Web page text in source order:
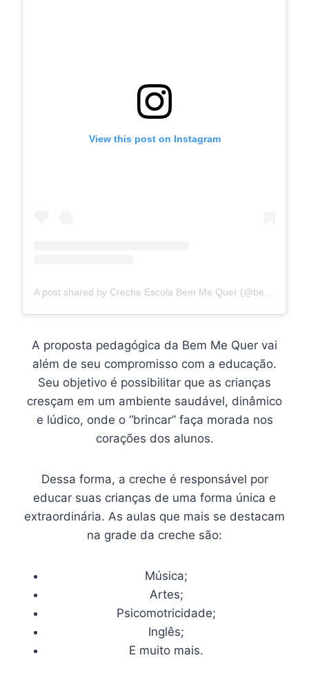
View this post on Instagram
A post shared by Creche Escola Bem Me Quer (@bemmequercrecheescola)
A proposta pedagógica da Bem Me Quer vai
além de seu compromisso com a educação.
Seu objetivo é possibilitar que as crianças
cresçam em um ambiente saudável, dinâmico
e lúdico, onde o “brincar” faça morada nos
corações dos alunos.
Dessa forma, a creche é responsável por
educar suas crianças de uma forma única e
extraordinária. As aulas que mais se destacam
na grade da creche são:
Música;
Artes;
Psicomotricidade;
Inglês;
E muito mais.